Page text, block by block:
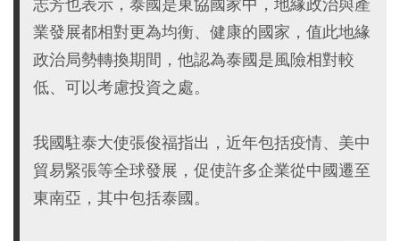
業發展都相對更為均衡、健康的國家，值此地緣
政治局勢轉換期間，他認為泰國是風險相對較
低、可以考慮投資之處。
我國駐泰大使張俊福指出，近年包括疫情、美中
貿易緊張等全球發展，促使許多企業從中國遷至
東南亞，其中包括泰國。